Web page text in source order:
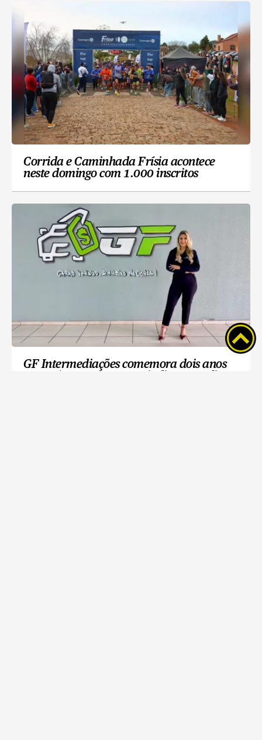
Corrida e Caminhada Frísia acontece
neste domingo com 1.000 inscritos
GF Intermediações comemora dois anos